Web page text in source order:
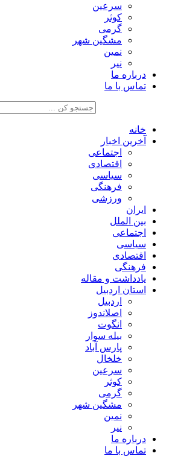
سرعین
کوثر
گرمی
مشگین شهر
نمین
نیر
درباره ما
تماس با ما
خانه
آخرین اخبار
اجتماعی
اقتصادی
سیاسی
فرهنگی
ورزشی
ایران
بین الملل
اجتماعی
سیاسی
اقتصادی
فرهنگی
یادداشت و مقاله
استان اردبیل
اردبیل
اصلاندوز
انگوت
بیله سوار
پارس آباد
خلخال
سرعین
کوثر
گرمی
مشگین شهر
نمین
نیر
درباره ما
تماس با ما